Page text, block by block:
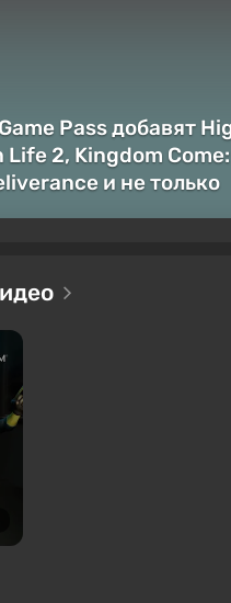
Pass добавят
Life 2, Kingdom Come:
и не только